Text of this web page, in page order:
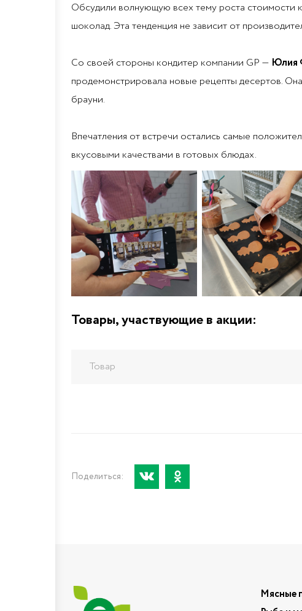
Обсудили волнующую всех тему роста стоимости
шоколад. Эта тенденция не зависит от
Со своей стороны кондитер компании GP — Юлия
продемонстрировала новые рецепты десертов.
брауни.
Впечатления от встречи остались самые
вкусовыми качествами в готовых блюдах.
Товары, участвующие в акции:
Товар
Поделиться:
Мясные